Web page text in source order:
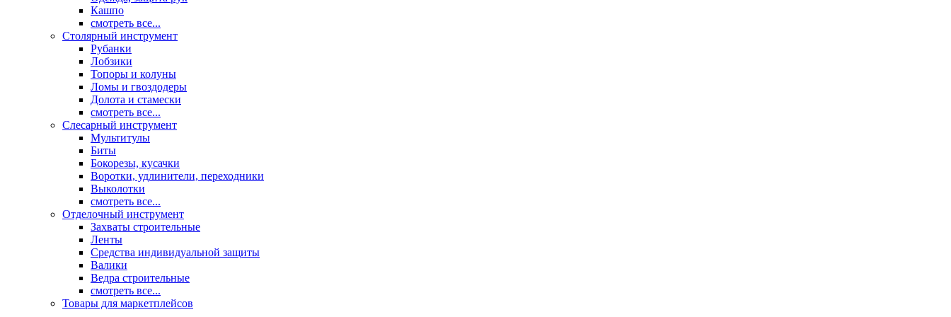
Кашпо
смотреть все...
Столярный инструмент
Рубанки
Лобзики
Топоры и колуны
Ломы и гвоздодеры
Долота и стамески
смотреть все...
Слесарный инструмент
Мультитулы
Биты
Бокорезы, кусачки
Воротки, удлинители, переходники
Выколотки
смотреть все...
Отделочный инструмент
Захваты строительные
Ленты
Средства индивидуальной защиты
Валики
Ведра строительные
смотреть все...
Товары для маркетплейсов